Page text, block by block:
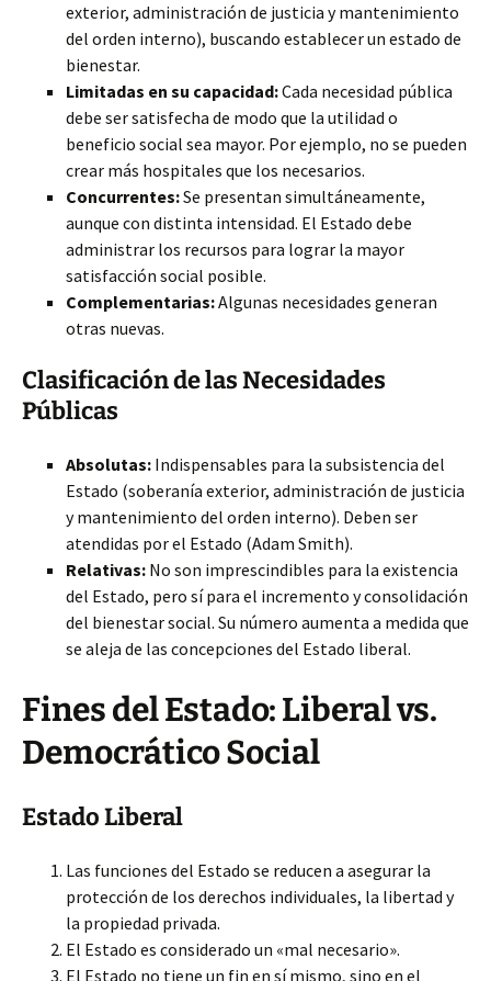
exterior, administración de justicia y mantenimiento
del orden interno), buscando establecer un estado de
bienestar.
Limitadas en su capacidad:Cada necesidad pública
debe ser satisfecha de modo que la utilidad o
beneficio social sea mayor. Por ejemplo, no se pueden
crear más hospitales que los necesarios.
Concurrentes:Se presentan simultáneamente,
aunque con distinta intensidad. El Estado debe
administrar los recursos para lograr la mayor
satisfacción social posible.
Complementarias:Algunas necesidades generan
otras nuevas.
Clasificación de las Necesidades
Públicas
Absolutas: Indispensables para la subsistencia del
Estado (soberanía exterior, administración de justicia
y mantenimiento del orden interno). Deben ser
atendidas por el Estado (Adam Smith).
Relativas: No son imprescindibles para la existencia
del Estado, pero sí para el incremento y consolidación
del bienestar social. Su número aumenta a medida que
se aleja de las concepciones del Estado liberal.
Fines del Estado: Liberal vs.
Democrático Social
Estado Liberal
Las funciones del Estado se reducen a asegurar la
protección de los derechos individuales, la libertad y
la propiedad privada.
El Estado es considerado un «mal necesario».
El Estado no tiene un fin en sí mismo, sino en el